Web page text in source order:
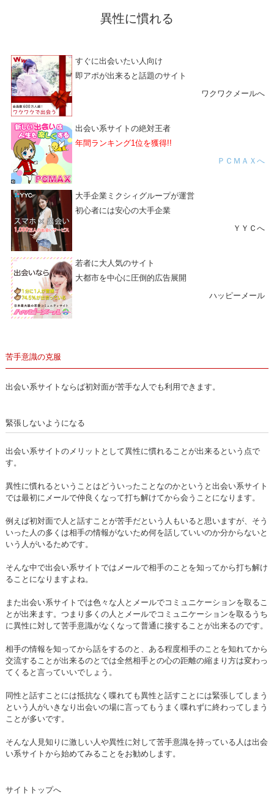
異性に慣れる
すぐに出会いたい人向け
即アポが出来ると話題のサイト
ワクワクメールへ
出会い系サイトの絶対王者
年間ランキング1位を獲得!!
ＰＣＭＡＸへ
大手企業ミクシィグループが運営
初心者には安心の大手企業
ＹＹＣへ
若者に大人気のサイト
大都市を中心に圧倒的広告展開
ハッピーメール
苦手意識の克服
出会い系サイトならば初対面が苦手な人でも利用できます。
緊張しないようになる
出会い系サイトのメリットとして異性に慣れることが出来るという点で
す。
異性に慣れるということはどういったことなのかというと出会い系サイト
では最初にメールで仲良くなって打ち解けてから会うことになります。
例えば初対面で人と話すことが苦手だという人もいると思いますが、そう
いった人の多くは相手の情報がないため何を話していいのか分からないと
いう人がいるためです。
そんな中で出会い系サイトではメールで相手のことを知ってから打ち解け
ることになりますよね。
また出会い系サイトでは色々な人とメールでコミュニケーションを取るこ
とが出来ます。つまり多くの人とメールでコミュニケーションを取るうち
に異性に対して苦手意識がなくなって普通に接することが出来るのです。
相手の情報を知ってから話をするのと、ある程度相手のことを知れてから
交流することが出来るのとでは全然相手との心の距離の縮まり方は変わっ
てくると言っていいでしょう。
同性と話すことには抵抗なく喋れても異性と話すことには緊張してしまう
という人がいきなり出会いの場に言ってもうまく喋れずに終わってしまう
ことが多いです。
そんな人見知りに激しい人や異性に対して苦手意識を持っている人は出会
い系サイトから始めてみることをお勧めします。
サイトトップへ